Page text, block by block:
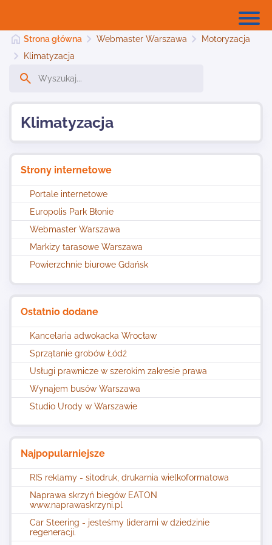
Dodaj stronę
Najnowsze
Kontakt
Strona główna Webmaster Warszawa
Motoryzacja
Klimatyzacja
Strony internetowe
Portale internetowe
Europolis Park Błonie
Webmaster Warszawa
Markizy tarasowe Warszawa
Powierzchnie biurowe Gdańsk
Ostatnio dodane
Kancelaria adwokacka Wrocław
Sprzątanie grobów Łódź
Usługi prawnicze w szerokim zakresie prawa
Wynajem busów Warszawa
Studio Urody w Warszawie
Najpopularniejsze
RIS reklamy - sitodruk, drukarnia wielkoformatowa
Naprawa skrzyń biegów EATON
www.naprawaskrzyni.pl
Car Steering - jesteśmy liderami w dziedzinie
regeneracji.
Klimatyzacja